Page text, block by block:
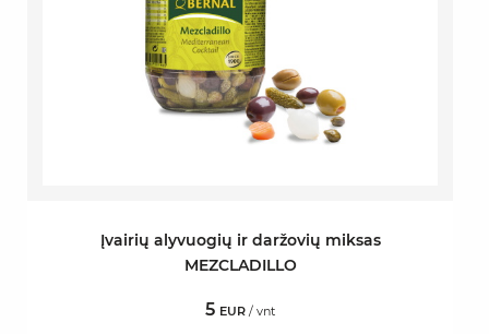
Įvairių alyvuogių ir daržovių miksas
MEZCLADILLO
5 EUR / vnt